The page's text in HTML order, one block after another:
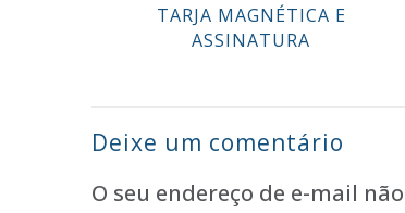
TARJA MAGNÉTICA E
ASSINATURA
Deixe um comentário
O seu endereço de e-mail